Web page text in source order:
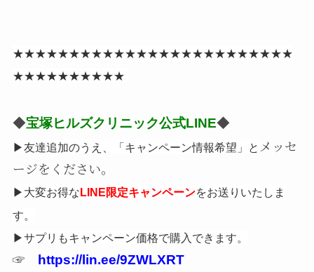
★★★★★★★★★★★★★★★★★★★★★★★★★
★★★★★★★★★★
◆宝塚ヒルズクリニック公式LINE◆
▶友達追加のうえ、「キャンペーン情報希望」と メッセ
ージをください。
▶大変お得な LINE限定キャンペーンをお送りいたしま
す。
▶サプリもキャンペーン価格で購入できます。
☞ https://lin.ee/9ZWLXRT